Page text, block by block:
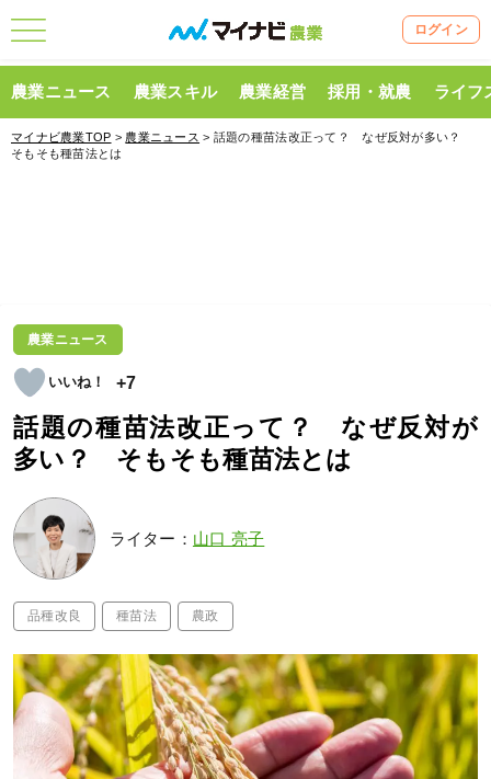
ログイン
農業ニュース 農業スキル 農業経営 採用・就農 ライフ
マイナビ農業TOP > 農業ニュース > 話題の種苗法改正って？ なぜ反対が多い？
そもそも種苗法とは
農業ニュース
+7
話題の種苗法改正って？ なぜ反対が
多い？ そもそも種苗法とは
ライター： 山口 亮子
品種改良 種苗法 農政